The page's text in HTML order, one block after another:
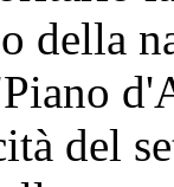
della
del